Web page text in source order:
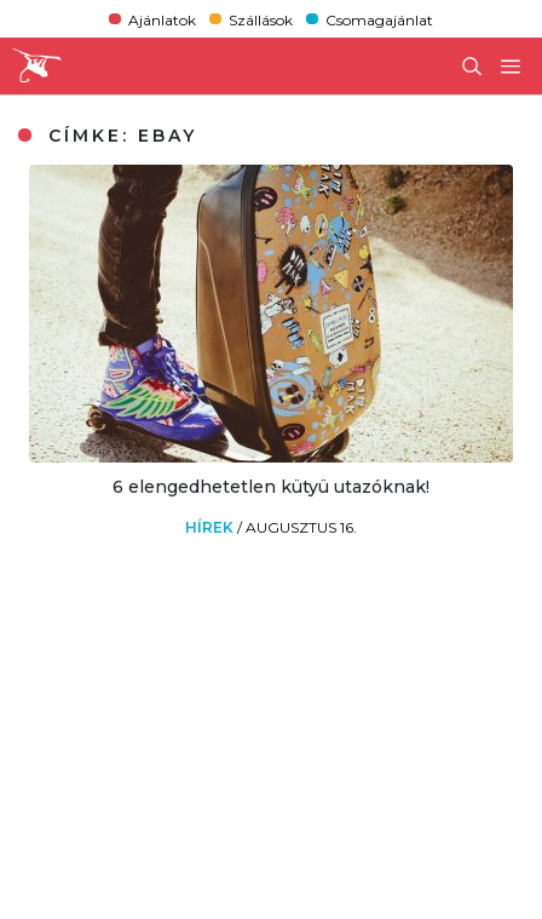
Ajánlatok Szállások Csomagajánlat
CÍMKE: EBAY
6 elengedhetetlen kütyü utazóknak!
HÍREK /AUGUSZTUS 16.